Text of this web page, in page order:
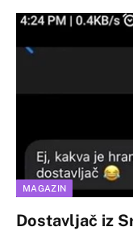
MAGAZIN
Dostavljač iz